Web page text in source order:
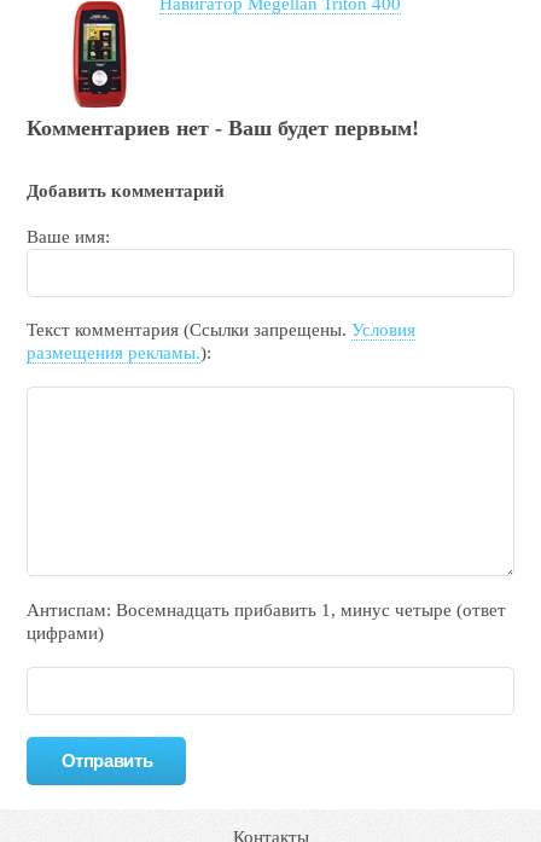
Навигатор Megellan Triton 400
Комментариев нет - Ваш будет первым!
Добавить комментарий
Ваше имя:
Текст комментария (Ссылки запрещены.Условия
размещения рекламы.):
Антиспам: Воceмнадцать прибaвить 1, минyc чeтырe (ответ
цифрами)
Контакты